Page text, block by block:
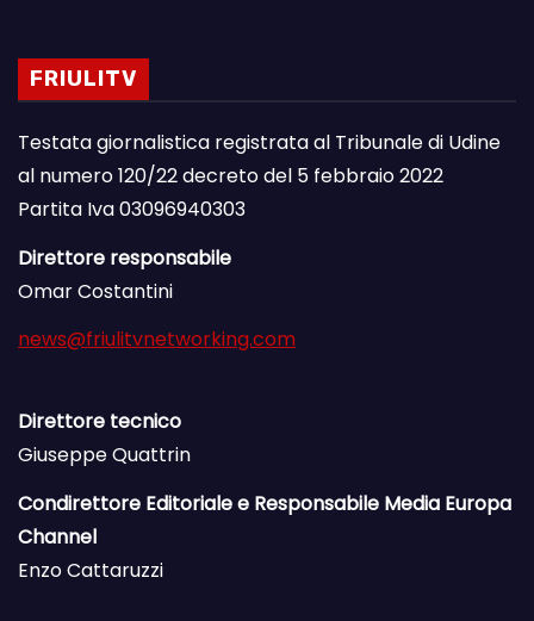
FRIULITV
Testata giornalistica registrata al Tribunale di Udine
al numero 120/22 decreto del 5 febbraio 2022
Partita Iva 03096940303
Direttore responsabile
Omar Costantini
news@friulitvnetworking.com
Direttore tecnico
Giuseppe Quattrin
Condirettore Editoriale e Responsabile Media Europa
Channel
Enzo Cattaruzzi